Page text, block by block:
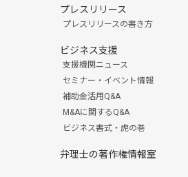
プレスリリース
プレスリリースの書き方
ビジネス支援
支援機関ニュース
セミナー・イベント情報
補助金活用Q&A
M&Aに関するQ&A
ビジネス書式・虎の巻
弁理士の著作権情報室